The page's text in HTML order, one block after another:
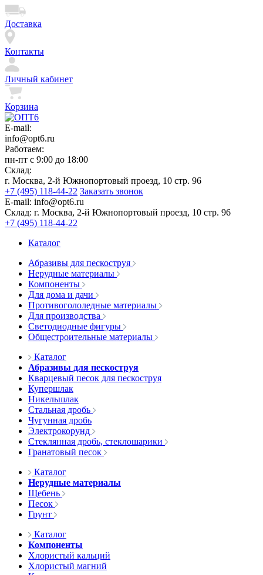
Доставка
Контакты
Личный кабинет
Корзина
E-mail:
info@opt6.ru
Работаем:
пн-пт с 9:00 до 18:00
Склад:
г. Москва, 2-й Южнопортовый проезд, 10 стр. 96
+7 (495) 118-44-22 Заказать звонок
E-mail: info@opt6.ru
Склад: г. Москва, 2-й Южнопортовый проезд, 10 стр. 96
+7 (495) 118-44-22
Каталог
Абразивы для пескоструя
Нерудные материалы
Компоненты
Для дома и дачи
Противогололедные материалы
Для производства
Светодиодные фигуры
Общестроительные материалы
Каталог
Абразивы для пескоструя
Кварцевый песок для пескоструя
Купершлак
Никельшлак
Стальная дробь
Чугунная дробь
Электрокорунд
Стеклянная дробь, стеклошарики
Гранатовый песок
Каталог
Нерудные материалы
Щебень
Песок
Грунт
Каталог
Компоненты
Хлористый кальций
Хлористый магний